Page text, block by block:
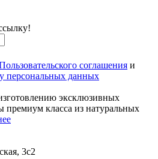
соглашения и
персональных данных
эксклюзивных
премиум класса из натуральных
3с2